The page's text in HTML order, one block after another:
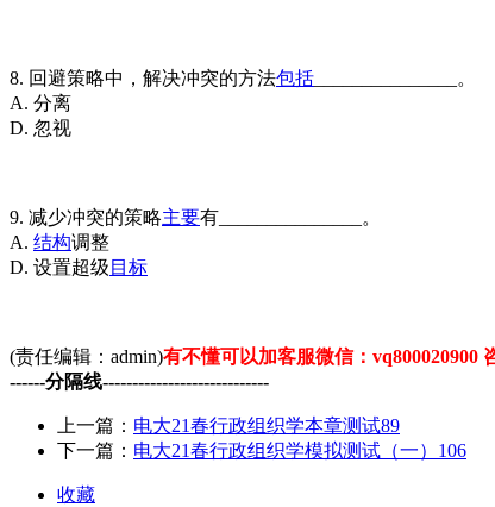
8. 回避策略中，解决冲突的方法包括 _______________。
A. 分离
D. 忽视
9. 减少冲突的策略主要有_______________。
A. 结构调整
D. 设置超级 目标
(责任编辑：admin)有不懂可以加客服微信：vq800020900
------分隔线----------------------------
上一篇： 电大21春行政组织学本章测试89
下一篇： 电大21春行政组织学模拟测试（一）106
收藏